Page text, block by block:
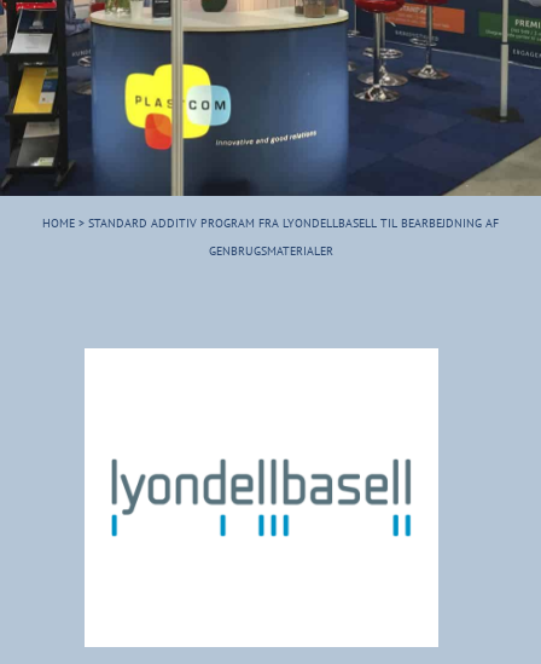
HOME > STANDARD ADDITIV PROGRAM FRA LYONDELLBASELL TIL BEARBEJDNING AF
GENBRUGSMATERIALER